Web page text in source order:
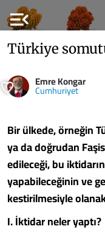
menu_open
Türkiye
Emre Kongar
Cumhuriyet
Bir ülkede, örneğin
ya da doğrudan
edileceği, bu
yapabileceğinin ve
kestirilmesiyle
I. İktidar neler yaptı?